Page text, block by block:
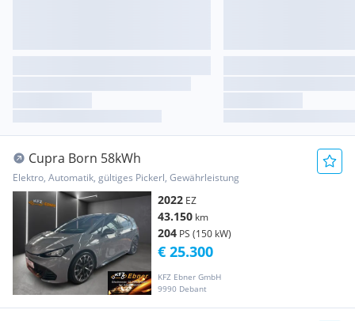
Cupra Born 58kWh
Elektro, Automatik, gültiges Pickerl, Gewährleistung
2022 EZ
43.150 km
204 PS (150 kW)
KFZ Ebner GmbH
9990 Debant
€ 25.300